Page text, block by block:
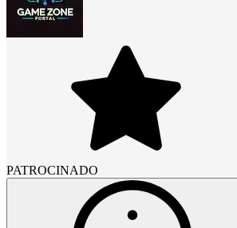
PATROCINADO